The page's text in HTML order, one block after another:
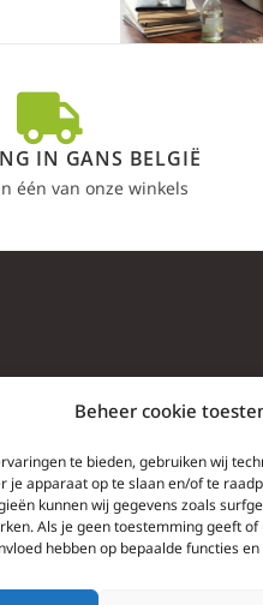
Beheer cookie
te bieden, gebruiken wij
je apparaat op te slaan en/of te
kunnen wij gegevens zoals
Als je geen toestemming geeft
hebben op bepaalde functies
IN GANS BELGIË
één van onze winkels